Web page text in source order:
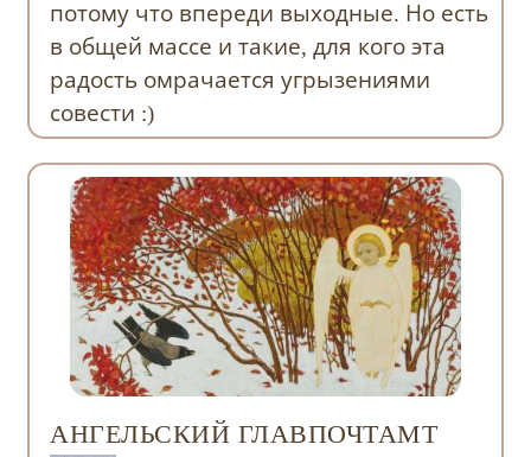
потому что впереди выходные. Но есть
в общей массе и такие, для кого эта
радость омрачается угрызениями
совести :)
АНГЕЛЬСКИЙ ГЛАВПОЧТАМТ